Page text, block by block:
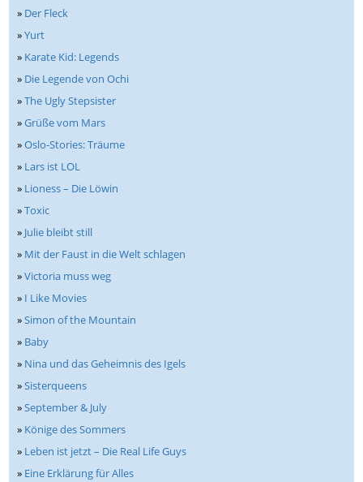
» Der Fleck
»Yurt
» Karate Kid: Legends
» Die Legende von Ochi
»The Ugly Stepsister
»Grüße vom Mars
»Oslo-Stories: Träume
» Lars ist LOL
» Lioness – Die Löwin
»Toxic
» Julie bleibt still
» Mit der Faust in die Welt schlagen
»Victoria muss weg
» I Like Movies
»Simon of the Mountain
» Baby
» Nina und das Geheimnis des Igels
»Sisterqueens
»September & July
» Könige des Sommers
» Leben ist jetzt – Die Real Life Guys
» Eine Erklärung für Alles